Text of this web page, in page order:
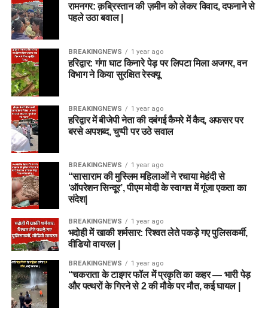
रामनगर: क़ब्रिस्तान की ज़मीन को लेकर विवाद, दफनाने से
पहले उठा बवाल |
BREAKINGNEWS 1 year ago
हरिद्वार: गंगा घाट किनारे पेड़ पर लिपटा मिला अजगर, वन
विभाग ने किया सुरक्षित रेस्क्यू
BREAKINGNEWS 1 year ago
हरिद्वार में बीजेपी नेता की दबंगई कैमरे में कैद, अफसर पर
बरसे अपशब्द, चुप्पी पर उठे सवाल
BREAKINGNEWS 1 year ago
“सासाराम की मुस्लिम महिलाओं ने रचाया मेहंदी से
‘ऑपरेशन सिन्दूर’, पीएम मोदी के स्वागत में गूंजा एकता का
संदेश|
BREAKINGNEWS 1 year ago
भदोही में खाकी शर्मसार: रिश्वत लेते पकड़े गए पुलिसकर्मी,
वीडियो वायरल |
BREAKINGNEWS 1 year ago
“चकराता के टाइगर फॉल में प्रकृति का कहर — भारी पेड़
और पत्थरों के गिरने से 2 की मौके पर मौत, कई घायल |